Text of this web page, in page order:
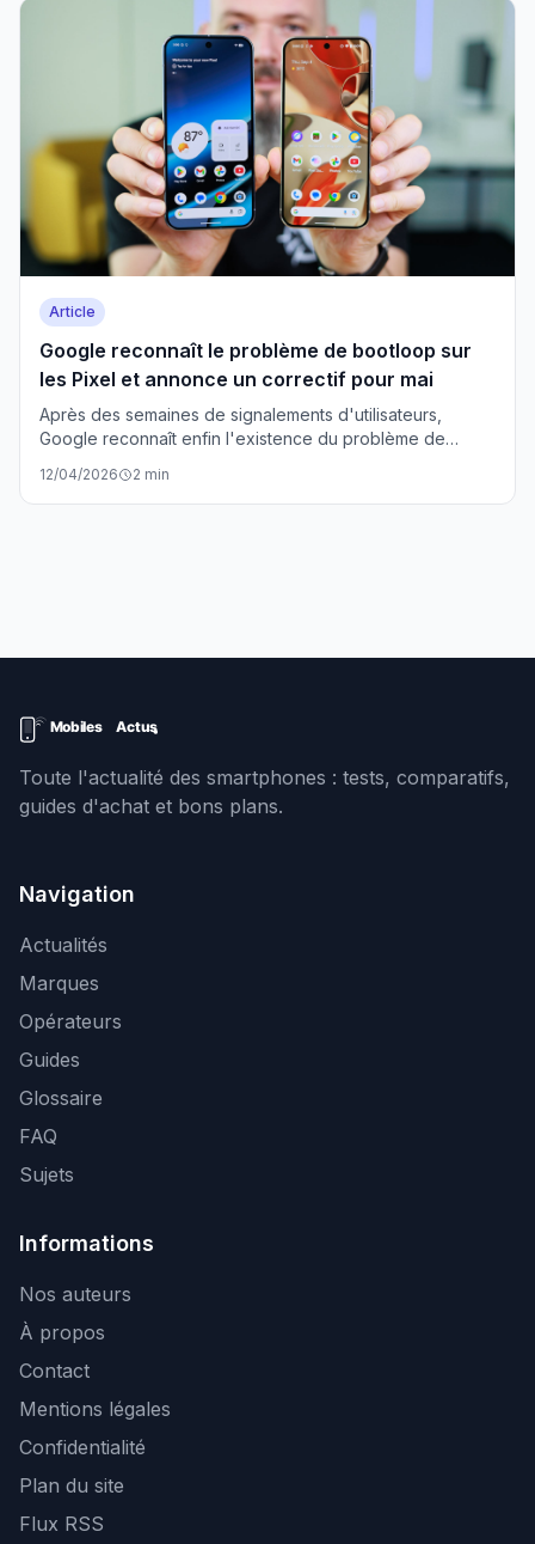
Article
Google reconnaît le problème de bootloop sur
les Pixel et annonce un correctif pour mai
Après des semaines de signalements d'utilisateurs,
Google reconnaît enfin l'existence du problème de
Mountain View promet un correctif qui pourrait arriver
dès mai 2024.
12/04/2026 2 min
Toute l'actualité des smartphones : tests, comparatifs,
guides d'achat et bons plans.
Navigation
Actualités
Marques
Opérateurs
Guides
Glossaire
FAQ
Sujets
Informations
Nos auteurs
À propos
Contact
Mentions légales
Confidentialité
Plan du site
Flux RSS